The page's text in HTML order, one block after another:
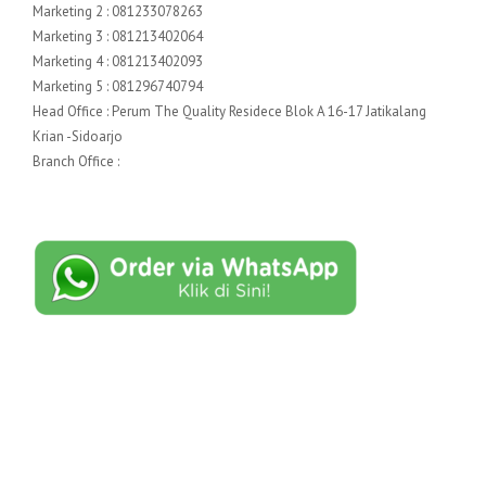
Marketing 2 : 081233078263
Marketing 3 : 081213402064
Marketing 4 : 081213402093
Marketing 5 : 081296740794
Head Office : Perum The Quality Residece Blok A 16-17 Jatikalang
Krian -Sidoarjo
Branch Office :